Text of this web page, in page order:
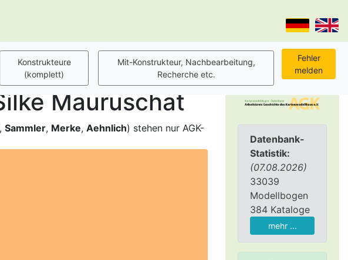
Datenbank-
Statistik:
(07.08.2026)
33039
Modellbogen
384 Kataloge
mehr ...
Mauruschat
, Sammler, Merke, Aehnlich) stehen nur AGK-